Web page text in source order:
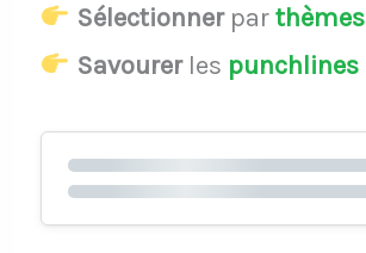
Sélectionnerparthèmes
Savourerles punchlines